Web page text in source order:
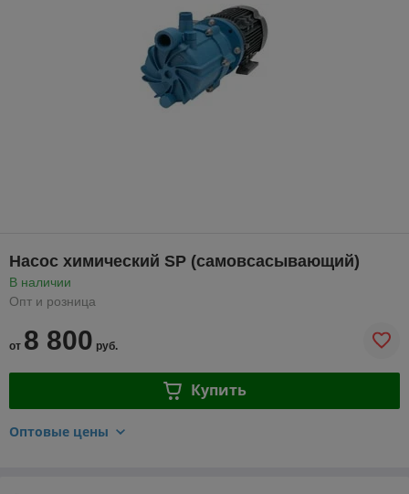
Насос химический SP (самовсасывающий)
В наличии
Опт и розница
от 8 800 руб.
Купить
Оптовые цены